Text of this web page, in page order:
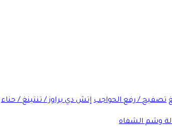
تصفيح / رفع الحواجب إتش دي براوز / تنتينغ / حناء
وشم الشفاه